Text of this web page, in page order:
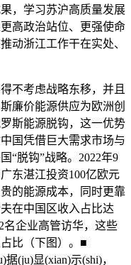
，学习苏沪高质量发展
高政治站位、更强使命
动浙江工作干在实处、
考虑战略东移，并且
廉价能源供应为欧洲创
斯能源脱钩，这一优势
国凭借巨大需求市场与
“脱钩”战略。2022年9
东湛江投资100亿欧元
的能源成本，同时更靠
在中国区收入占比达
名企业高管访华，这些
占比（下图）。■
(ju)显(xian)示(shi)，